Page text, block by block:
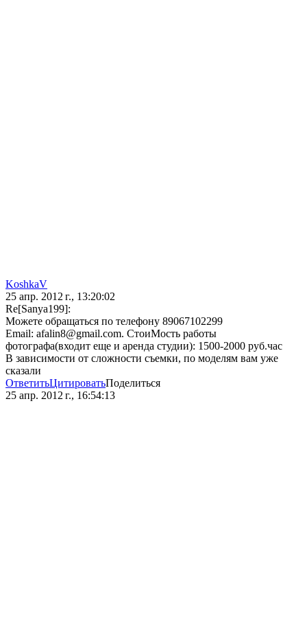
KoshkaV
25 апр. 2012 г., 13:20:02
Re[Sanya199]:
Можете обращаться по телефону 89067102299
Email: afalin8@gmail.com. СтоиМость работы
фотографа(входит еще и аренда студии): 1500-2000 руб.час
В зависимости от сложности съемки, по моделям вам уже
сказали
ОтветитьЦитироватьПоделиться
25 апр. 2012 г., 16:54:13